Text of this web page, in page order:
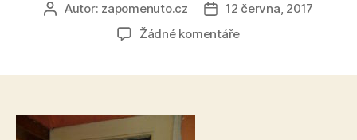
AutorAutor: zapomenuto.cz
Datum
příspěvku
12 června, 2017
Žádné komentářeu